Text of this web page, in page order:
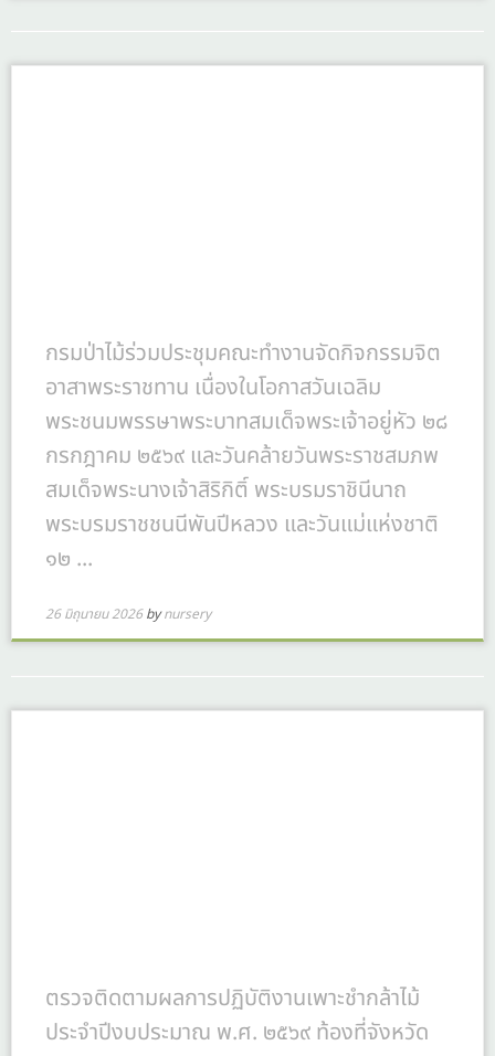
กรมป่าไม้ร่วมประชุมคณะทำงานจัดกิจกรรมจิต
อาสาพระราชทาน เนื่องในโอกาสวันเฉลิม
พระชนมพรรษาพระบาทสมเด็จพระเจ้าอยู่หัว ๒๘
กรกฎาคม ๒๕๖๙ และวันคล้ายวันพระราชสมภพ
สมเด็จพระนางเจ้าสิริกิติ์ พระบรมราชินีนาถ
พระบรมราชชนนีพันปีหลวง และวันแม่แห่งชาติ
๑๒ ...
26 มิถุนายน 2026 bynursery
ตรวจติดตามผลการปฏิบัติงานเพาะชำกล้าไม้
ประจำปีงบประมาณ พ.ศ. ๒๕๖๙ ท้องที่จังหวัด